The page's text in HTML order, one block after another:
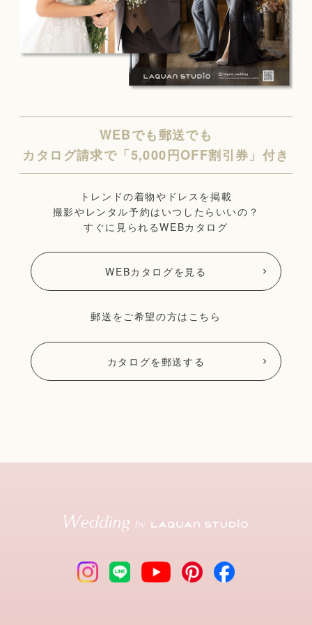
WEBでも郵送でも
カタログ請求で「5,000円OFF割引券」付き
トレンドの着物やドレスを掲載
撮影やレンタル予約はいつしたらいいの？
すぐに見られるWEBカタログ
WEBカタログを見る
郵送をご希望の方はこちら
カタログを郵送する